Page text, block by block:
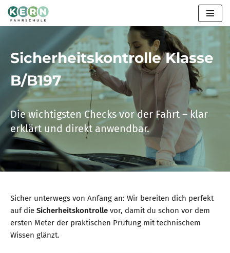
Zum
springen
Sicherheitskontrolle Klasse
B/B197
Die wichtigsten Checks vor der Fahrt – klar
erklärt und direkt anwendbar.
Sicher unterwegs von Anfang an: Wir bereiten dich perfekt
auf die Sicherheitskontrolle vor, damit du schon vor dem
ersten Meter der praktischen Prüfung mit technischem
Wissen glänzt.